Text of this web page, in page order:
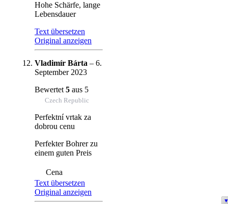
Hohe Schärfe, lange
Lebensdauer
Text übersetzen
Original anzeigen
Vladimír Bárta – 6.
September 2023
Bewertet 5 aus 5
Czech Republic
Perfektní vrtak za
dobrou cenu
Perfekter Bohrer zu
einem guten Preis
Cena
Text übersetzen
Original anzeigen